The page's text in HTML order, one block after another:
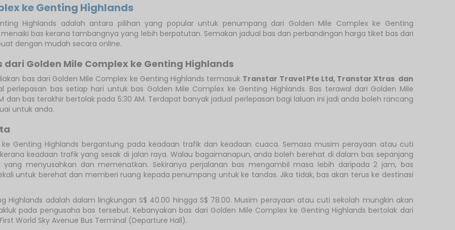
ke Genting Highlands
Highlands adalah antara pilihan yang popular untuk penumpang dari Golden Mile Complex ke Genting
bas kerana tambangnya yang lebih berpatutan. Semakan jadual bas dan perbandingan harga tiket bas dari
dengan mudah secara online.
Golden Mile Complex ke Genting Highlands
bas dari Golden Mile Complex ke Genting Highlands termasuk Transtar Travel Pte Ltd, Transtar Xtras dan
perlepasan bas setiap hari untuk bas Golden Mile Complex ke Genting Highlands. Bas terawal dari Golden Mile
dan bas terakhir bertolak pada 5:30 AM. Terdapat banyak jadual perlepasan bagi laluan ini jadi anda boleh rancang
untuk anda.
Genting Highlands bergantung pada keadaan trafik dan keadaan cuaca. Semasa musim perayaan atau cuti
keadaan trafik yang sesak di jalan raya. Walau bagaimanapun, anda boleh berehat di dalam bas sepanjang
menyusahkan dan memenatkan. Sekiranya perjalanan bas mengambil masa lebih daripada 2 jam, bas
untuk berehat dan memberi ruang kepada penumpang untuk ke tandas. Jika tidak, bas akan terus ke destinasi
Highlands adalah dalam lingkungan S$ 40.00 hingga S$ 78.00. Musim perayaan atau cuti sekolah mungkin akan
pada pengusaha bas tersebut. Kebanyakan bas dari Golden Mile Complex ke Genting Highlands bertolak dari
World Sky Avenue Bus Terminal (Departure Hall).